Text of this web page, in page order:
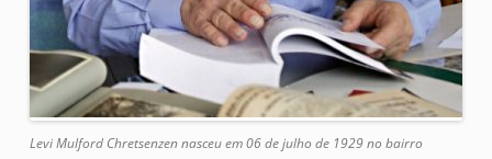
Levi Mulford Chretsenzen nasceu em 06 de julho de 1929 no bairro